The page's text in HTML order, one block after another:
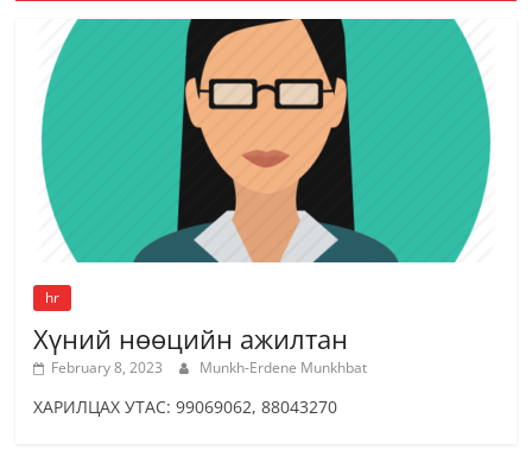
hr
Хүний нөөцийн ажилтан
February 8, 2023 Munkh-Erdene Munkhbat
ХАРИЛЦАХ УТАС: 99069062, 88043270